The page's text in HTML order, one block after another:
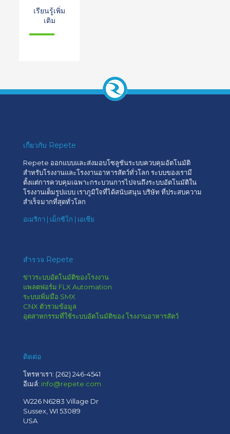
เรียนรู้เพิ่ม
เติม
เกี่ยวกับ Repete
Repete ออกแบบและส่งมอบโซลูชันระบบควบคุมอัตโนมัติ
สำหรับโรงงานและโรงงานอาหารสัตว์ทั่วโลก ระบบของเรามี
ตั้งแต่การควบคุมเฉพาะกระบวนการไปจนถึงระบบอัตโนมัติใน
โรงงานเต็มรูปแบบ เราภูมิใจที่ได้สนับสนุน บริษัท ที่ประสบความ
สำเร็จมากที่สุดทั่วโลก
อเมริกา | เม็กซิโก | เอเชีย
สำรวจ Repete
ข่าวระบบอัตโนมัติของโรงงาน
แพลตฟอร์ม FLX Automation
ระบบเพิ่มมือ SMX
CNX ตัวรวมข้อมูล
อุตสาหกรรมที่ใช้ระบบอัตโนมัติของ โรงงานอาหารสัตว์
ติดต่อ
โทรหาเรา: (262) 246-4541
อีเมล์: info@repete.com
W226 N6283 Village Dr
Sussex, WI 53089
USA